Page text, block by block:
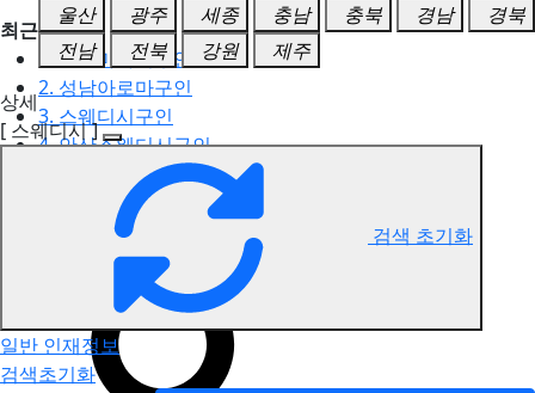
최근검색어
1. 일산마사지구인
2. 성남아로마구인
3. 스웨디시구인
4. 안산스웨디시구인
5. 아로마구인
수성 스웨디시 구직정보
울산
광주 세종 충남 충북 경남
경북
전남
전북 강원
제주
상세
[ 스웨디시 ]
검색 초기화
일반 인재정보
검색초기화